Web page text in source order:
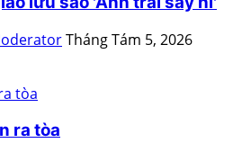
Tháng Tám 5, 2026
ra tòa